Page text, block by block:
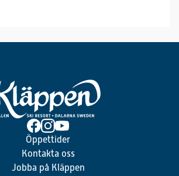
Öppettider
Kontakta oss
Jobba på Kläppen